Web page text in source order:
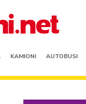
KAMIONI AUTOBUSI